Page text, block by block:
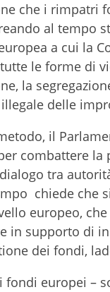
che i rimpatri
al tempo
a cui la
le forme di
la
delle
il
combattere la
tra
chiede che
europeo,
in supporto di
dei fondi,
fondi europei –